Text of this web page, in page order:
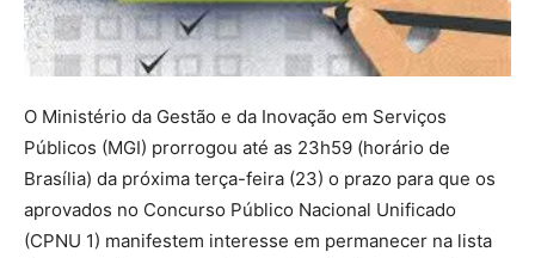
O Ministério da Gestão e da Inovação em Serviços
Públicos (MGI) prorrogou até as 23h59 (horário de
Brasília) da próxima terça-feira (23) o prazo para que os
aprovados no Concurso Público Nacional Unificado
(CPNU 1) manifestem interesse em permanecer na lista